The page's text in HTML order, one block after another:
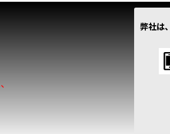
弊社は